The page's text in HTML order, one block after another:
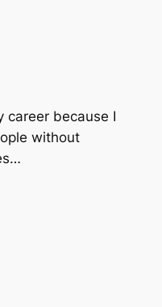
career because I
without